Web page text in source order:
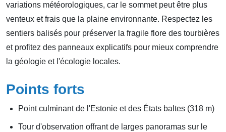
variations météorologiques, car le sommet peut être plus
venteux et frais que la plaine environnante. Respectez les
sentiers balisés pour préserver la fragile flore des tourbières
et profitez des panneaux explicatifs pour mieux comprendre
la géologie et l'écologie locales.
Points forts
Point culminant de l'Estonie et des États baltes (318 m)
Tour d'observation offrant de larges panoramas sur le